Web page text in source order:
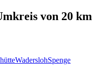
von 20 km
WaderslohSpenge